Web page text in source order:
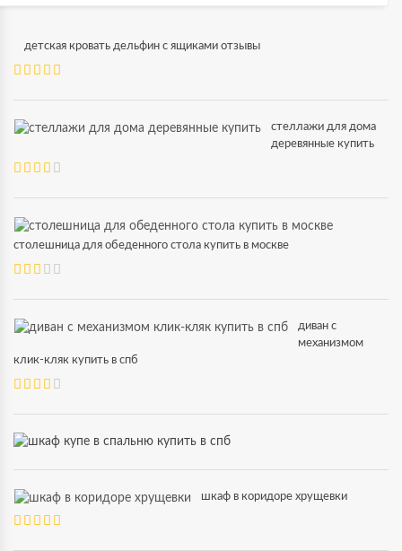
детская кровать дельфин с ящиками отзывы
стеллажи для дома
деревянные купить
столешница для обеденного стола купить в москве
диван с
механизмом
клик-кляк купить в спб
шкаф в коридоре хрущевки